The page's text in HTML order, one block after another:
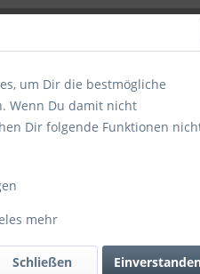
Jetzt
Größe:
um Dir die bestmögliche
Wenn Du damit nicht
Dir folgende Funktionen
mehr
Schließen